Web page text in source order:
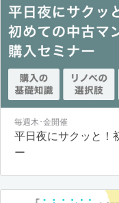
毎週木･金開催
平日夜にサクッと！
ー